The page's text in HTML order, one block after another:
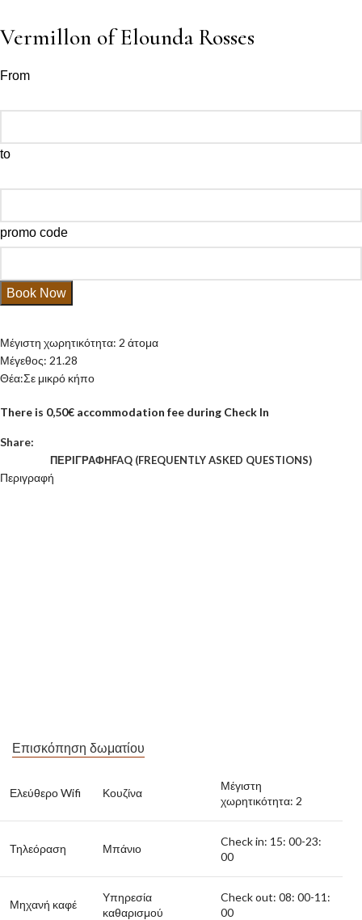
Vermillon of Elounda Rosses
From
to
promo code
Book Now
Μέγιστη χωρητικότητα: 2 άτομα
Μέγεθος: 21.28
Θέα:Σε μικρό κήπο
There is 0,50€ accommodation fee during Check In
Share:
ΠΕΡΙΓΡΑΦΉFAQ (FREQUENTLY ASKED QUESTIONS)
Περιγραφή
Επισκόπηση δωματίου
Ελεύθερο Wifi Κουζίνα
Μέγιστη
χωρητικότητα: 2
Τηλεόραση Μπάνιο
Check in: 15: 00-23:
00
Μηχανή καφέ
Υπηρεσία
καθαρισμού
Check out: 08: 00-11:
00